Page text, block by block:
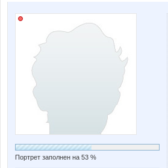
Портрет заполнен на 53 %